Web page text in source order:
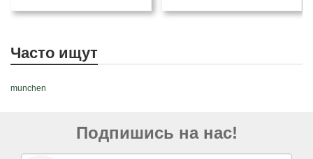
Часто ищут
munchen
Подпишись на нас!